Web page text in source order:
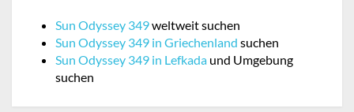
Sun Odyssey 349weltweit suchen
Sun Odyssey 349 in Griechenland suchen
Sun Odyssey 349 in Lefkada und Umgebung
suchen